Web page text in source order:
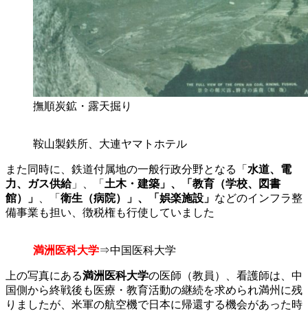
撫順炭鉱・露天掘り
鞍山製鉄所、大連ヤマトホテル
また同時に、鉄道付属地の一般行政分野となる「 水道、 電
力、ガス供給」、「 土木・建築」、「 教育（学校、図書
館）」
、「 衛生（病院）」、「娯楽施設」 などのインフラ整
備事業も担い、徴税権も行使していました
満洲医科大学⇒中国医科大学
上の写真にある満洲医科大学の医師（教員）、看護師は、中
国側から終戦後も医療・教育活動の継続を求められ満州に残
りましたが、米軍の航空機で日本に帰還する機会があった時